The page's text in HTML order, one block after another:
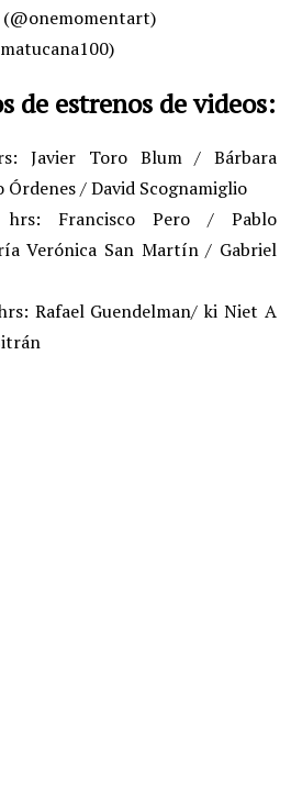
de estrenos de videos:
Javier Toro Blum / Bárbara
/ David Scognamiglio
Francisco Pero / Pablo
Verónica San Martín / Gabriel
Rafael Guendelman/ ki Niet A